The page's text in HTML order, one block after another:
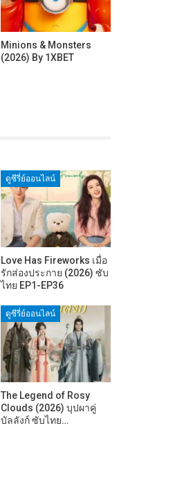
Minions & Monsters
(2026) By 1XBET
ดูซีรี่ย์ออนไลน์
Love Has Fireworks เมื่อ
รักส่องประกาย (2026) ซับ
ไทย EP1-EP36
ดูซีรี่ย์ออนไลน์
The Legend of Rosy
Clouds (2026) บุปผาคู่
บัลลังก์ ซับไทย…